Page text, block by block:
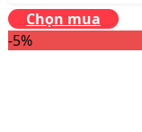
Chọn mua
-5%